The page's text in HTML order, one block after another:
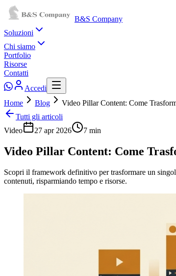
B&S Company
Soluzioni
Chi siamo
Portfolio
Risorse
Contatti
Accedi
Home
Blog
Video Pillar Content: Come
Tutti gli articoli
Video
27 apr 2026 7 min
Video Pillar Content: Come
Scopri il framework definitivo per trasformare un
contenuti, risparmiando tempo e risorse.